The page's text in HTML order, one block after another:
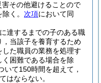
害その他避けることので
く。 次項において同
達するまでの子のある職
当該子を養育するため
た職員の業務を処理す
困難である場合を除
いて150時間を超えて，
はならない。